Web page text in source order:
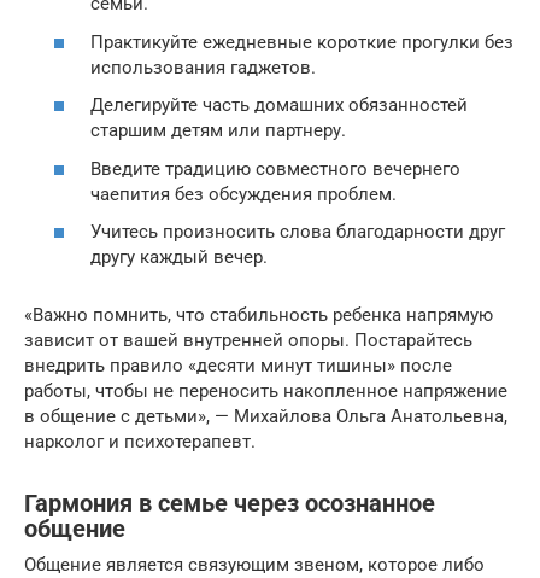
Практикуйте ежедневные короткие прогулки без
использования гаджетов.
Делегируйте часть домашних обязанностей
старшим детям или партнеру.
Введите традицию совместного вечернего
чаепития без обсуждения проблем.
Учитесь произносить слова благодарности друг
другу каждый вечер.
«Важно помнить, что стабильность ребенка напрямую
зависит от вашей внутренней опоры. Постарайтесь
внедрить правило «десяти минут тишины» после
работы, чтобы не переносить накопленное напряжение
в общение с детьми», — Михайлова Ольга Анатольевна,
нарколог и психотерапевт.
Гармония в семье через осознанное
общение
Общение является связующим звеном, которое либо